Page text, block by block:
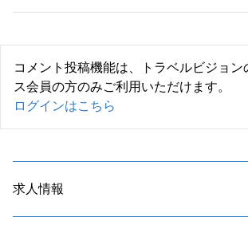
コメント投稿機能は、トラベルビジョン
ス会員の方のみご利用いただけます。
ログインはこちら
求人情報